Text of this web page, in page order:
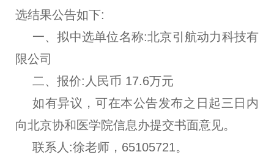
选结果公告如下:
一、拟中选单位名称:北京引航动力科技有
限公司
二、报价:人民币 17.6万元
如有异议，可在本公告发布之日起三日内
向北京协和医学院信息办提交书面意见。
联系人:徐老师，65105721。